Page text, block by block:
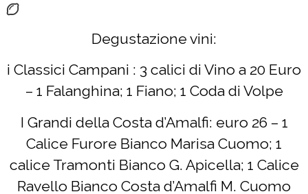
Degustazione vini:
i Classici Campani : 3 calici di Vino a 20 Euro
– 1 Falanghina; 1 Fiano; 1 Coda di Volpe
I Grandi della Costa d’Amalfi: euro 26 – 1
Calice Furore Bianco Marisa Cuomo; 1
calice Tramonti Bianco G. Apicella; 1 Calice
Ravello Bianco Costa d’Amalfi M. Cuomo